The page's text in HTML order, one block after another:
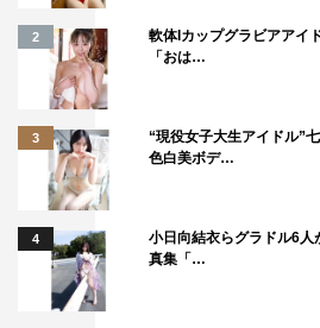
2
軟体Iカップグラビアアイ
「おは…
3
“現役女子大生アイドル”
色白美ボデ…
4
小日向結衣らグラドル6人
真集「…